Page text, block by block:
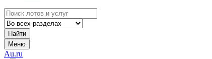
Найти
Меню
Au.ru